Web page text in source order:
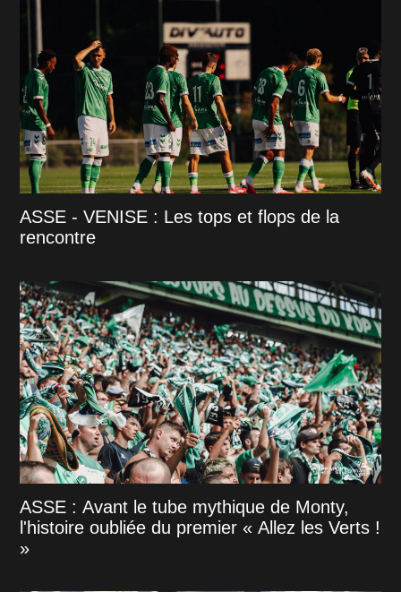
ASSE - VENISE : Les tops et flops de la
rencontre
ASSE : Avant le tube mythique de Monty,
l'histoire oubliée du premier « Allez les Verts !
»